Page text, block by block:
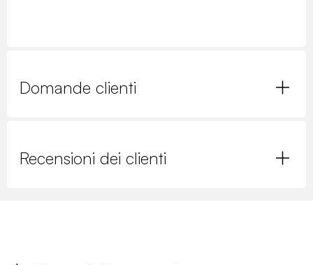
Domande clienti
Recensioni dei clienti